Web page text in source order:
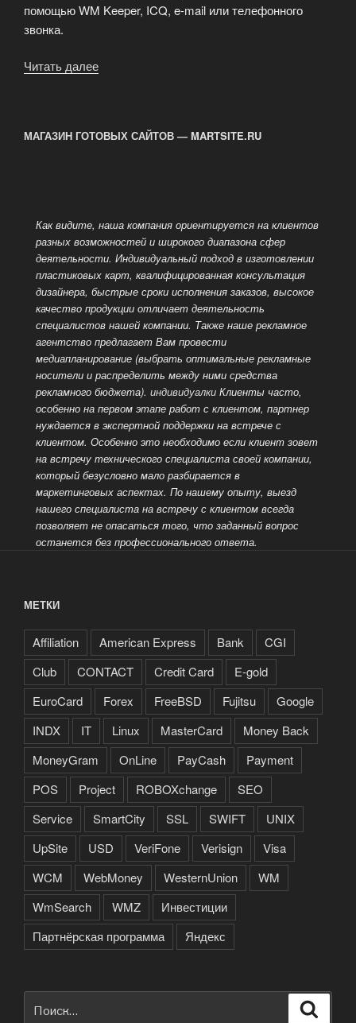
помощью WM Keeper, ICQ, e-mail или телефонного
звонка.
Читать далее
МАГАЗИН ГОТОВЫХ САЙТОВ — MARTSITE.RU
Как видите, наша компания ориентируется на клиентов
разных возможностей и широкого диапазона сфер
деятельности. Индивидуальный подход в изготовлении
пластиковых карт, квалифицированная консультация
дизайнера, быстрые сроки исполнения заказов, высокое
качество продукции отличает деятельность
специалистов нашей компании. Также наше рекламное
агентство предлагает Вам провести
медиапланирование (выбрать оптимальные рекламные
носители и распределить между ними средства
рекламного бюджета). индивидуалкиКлиенты часто,
особенно на первом этапе работ с клиентом, партнер
нуждается в экспертной поддержки на встрече с
клиентом. Особенно это необходимо если клиент зовет
на встречу технического специалиста своей компании,
который безусловно мало разбирается в
маркетинговых аспектах. По нашему опыту, выезд
нашего специалиста на встречу с клиентом всегда
позволяет не опасаться того, что заданный вопрос
останется без профессионального ответа.
МЕТКИ
Affiliation American Express Bank
CGI
Club
CONTACT Credit Card
E-gold
EuroCard
Forex FreeBSD Fujitsu
Google
INDX
IT Linux MasterCard
Money Back
MoneyGram
OnLine PayCash
Payment
POS
Project ROBOXchange
SEO
Service
SmartCity SSL SWIFT
UNIX
UpSite
USD VeriFone Verisign
Visa
WCM
WebMoney WesternUnion
WM
WmSearch
WMZ
Инвестиции
Партнёрская программа
Яндекс